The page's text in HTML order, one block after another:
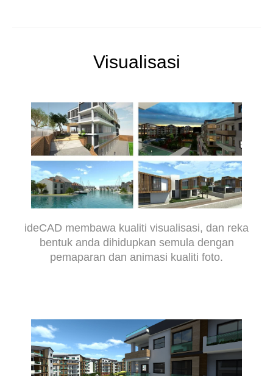
Visualisasi
ideCAD membawa kualiti visualisasi, dan reka
bentuk anda dihidupkan semula dengan
pemaparan dan animasi kualiti foto.